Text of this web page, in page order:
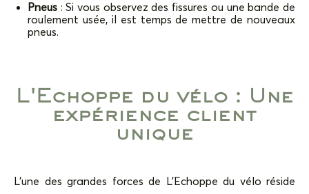
Pneus : Si vous observez des fissures ou une bande de
roulement usée, il est temps de mettre de nouveaux
pneus.
L'Echoppe du vélo : Une
expérience client
unique
L’une des grandes forces de L’Echoppe du vélo réside